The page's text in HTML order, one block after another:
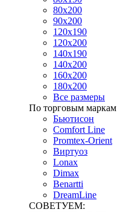
80х200
90х200
120х190
120х200
140х190
140х200
160х200
180х200
Все размеры
По торговым маркам
Бьютисон
Comfort Line
Promtex-Orient
Виртуоз
Lonax
Dimax
Benartti
DreamLine
СОВЕТУЕМ: